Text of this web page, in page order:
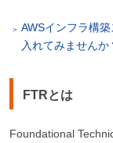
AWSインフラ構
入れてみませんか
FTRとは
Foundational